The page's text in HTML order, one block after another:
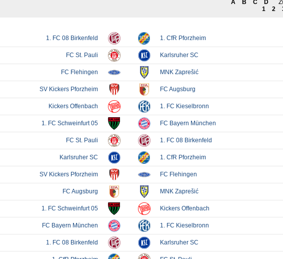
1. CFR PFORZHEIM 1896
SAISON 2015/2016
SAISON 2016/2017
1. FC PFORZHEIM 1896
VFR PFORZHEIM 1897
CLUBHAUS